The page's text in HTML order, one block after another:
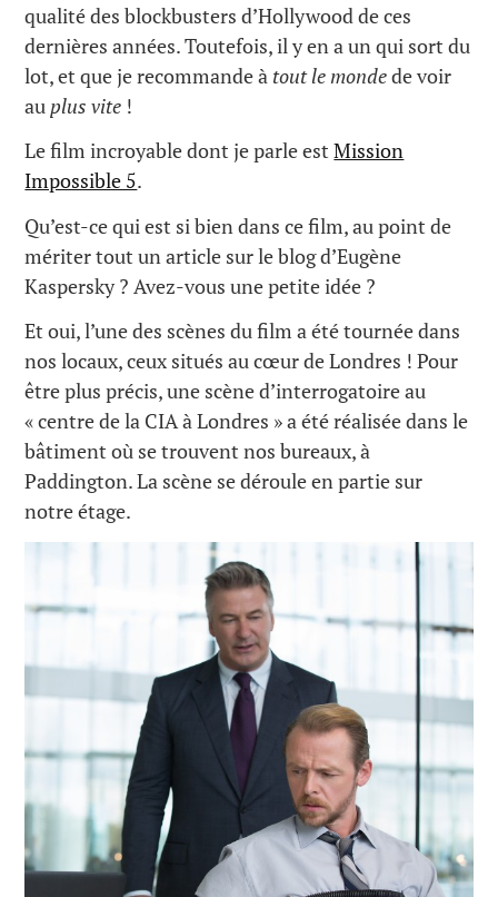
qualité des blockbusters d’Hollywood de ces
dernières années. Toutefois, il y en a un qui sort du
lot, et que je recommande à tout le mondede voir
au plus vite !
Le film incroyable dont je parle estMission
Impossible 5.
Qu’est-ce qui est si bien dans ce film, au point de
mériter tout un article sur le blog d’Eugène
Kaspersky ? Avez-vous une petite idée ?
Et oui, l’une des scènes du film a été tournée dans
nos locaux, ceux situés au cœur de Londres ! Pour
être plus précis, une scène d’interrogatoire au
« centre de la CIA à Londres » a été réalisée dans le
bâtiment où se trouvent nos bureaux, à
Paddington. La scène se déroule en partie sur
notre étage.